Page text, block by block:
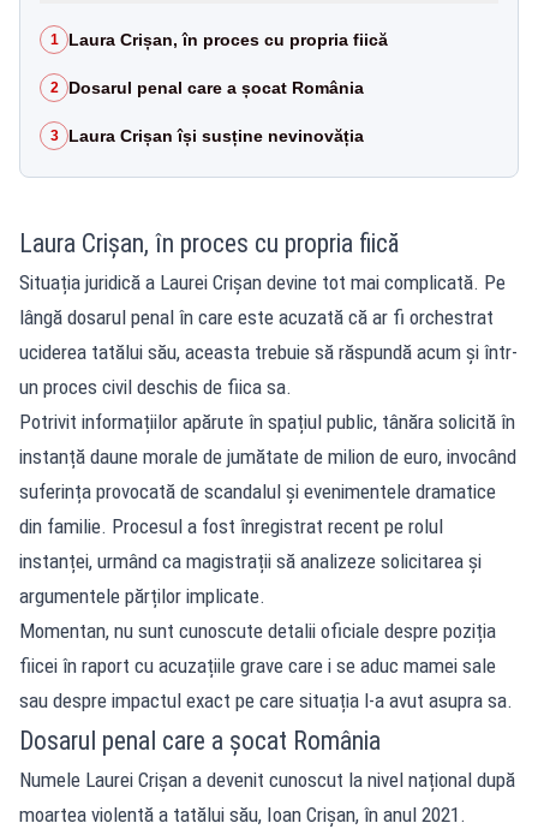
1 Laura Crișan, în proces cu propria fiică
2 Dosarul penal care a șocat România
3 Laura Crișan își susține nevinovăția
Laura Crișan, în proces cu propria fiică
Situația juridică a Laurei Crișan devine tot mai complicată. Pe
lângă dosarul penal în care este acuzată că ar fi orchestrat
uciderea tatălui său, aceasta trebuie să răspundă acum și într-
un proces civil deschis de fiica sa.
Potrivit informațiilor apărute în spațiul public, tânăra solicită în
instanță daune morale de jumătate de milion de euro, invocând
suferința provocată de scandalul și evenimentele dramatice
din familie. Procesul a fost înregistrat recent pe rolul
instanței, urmând ca magistrații să analizeze solicitarea și
argumentele părților implicate.
Momentan, nu sunt cunoscute detalii oficiale despre poziția
fiicei în raport cu acuzațiile grave care i se aduc mamei sale
sau despre impactul exact pe care situația l-a avut asupra sa.
Dosarul penal care a șocat România
Numele Laurei Crișan a devenit cunoscut la nivel național după
moartea violentă a tatălui său, Ioan Crișan, în anul 2021.